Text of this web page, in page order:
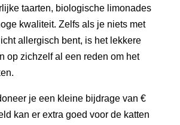
taarten, biologische limonades
kwaliteit. Zelfs als je niets met
allergisch bent, is het lekkere
op zichzelf al een reden om het
je een kleine bijdrage van €
kan er extra goed voor de katten